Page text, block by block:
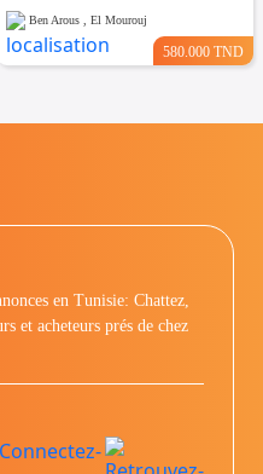
Ben Arous , El Mourouj
580.000 TND
en Tunisie: Chattez,
et acheteurs prés de chez